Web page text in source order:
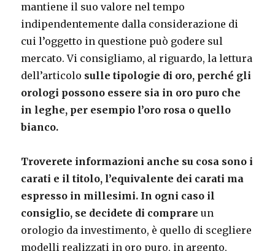
mantiene il suo valore nel tempo
indipendentemente dalla considerazione di
cui l’oggetto in questione può godere sul
mercato. Vi consigliamo, al riguardo, la lettura
dell’articolo sulle tipologie di oro, perché gli
orologi possono essere sia in oro puro che
in leghe, per esempio l’oro rosa o quello
bianco.
Troverete informazioni anche su cosa sono i
carati e il titolo, l’equivalente dei carati ma
espresso in millesimi. In ogni caso il
consiglio, se decidete di comprare un
orologio da investimento, è quello di scegliere
modelli realizzati in oro puro, in argento,